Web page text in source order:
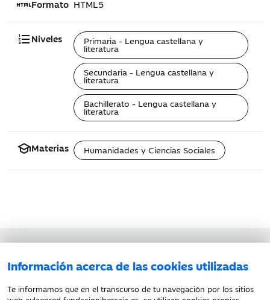
Información acerca de las cookies utilizadas
Te informamos que en el transcurso de tu navegación por los sitios
htmlFormato HTML5
format_list_numberedNiveles Primaria - Lengua castellana y
literatura
Secundaria - Lengua castellana y
literatura
Bachillerato - Lengua castellana y
literatura
schoolMaterias Humanidades y Ciencias Sociales
Política de privacidad
Política de cookies